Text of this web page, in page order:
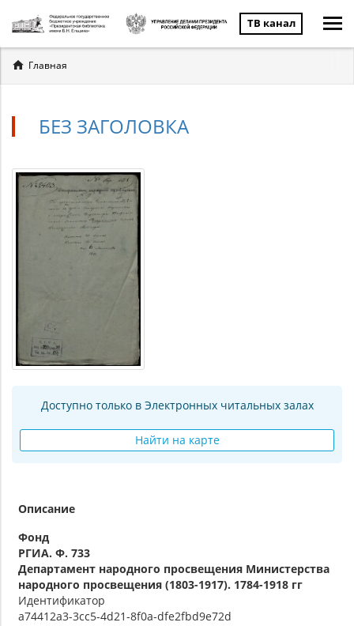
ТВ канал
Вы
здесь
Главная
БЕЗ ЗАГОЛОВКА
Доступно только в Электронных читальных залах
Найти на карте
Описание
Фонд
РГИА. Ф. 733
Департамент народного просвещения Министерства
народного просвещения (1803-1917). 1784-1918 гг
Идентификатор
a74412a3-3cc5-4d21-8f0a-dfe2fbd9e72d